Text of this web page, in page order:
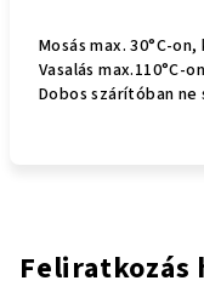
Mosás max. 30°C-
Vasalás max.110°C-
Dobos szárítóban